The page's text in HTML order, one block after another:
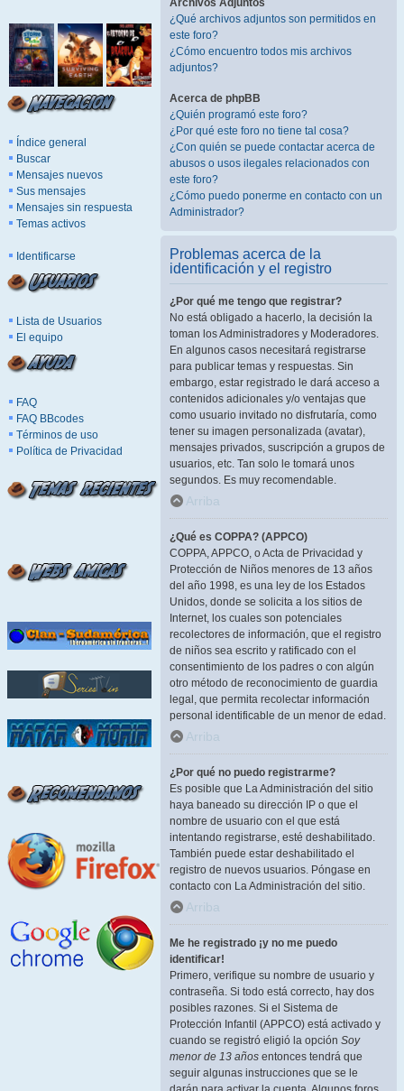
Índice general
Buscar
Mensajes nuevos
Sus mensajes
Mensajes sin respuesta
Temas activos
Identificarse
Lista de Usuarios
El equipo
FAQ
FAQ BBcodes
Términos de uso
Política de Privacidad
Archivos Adjuntos
¿Qué archivos adjuntos son permitidos en
este foro?
¿Cómo encuentro todos mis archivos
adjuntos?
Acerca de phpBB
¿Quién programó este foro?
¿Por qué este foro no tiene tal cosa?
¿Con quién se puede contactar acerca de
abusos o usos ilegales relacionados con
este foro?
¿Cómo puedo ponerme en contacto con un
Administrador?
Problemas acerca de la
identificación y el registro
¿Por qué me tengo que registrar?
No está obligado a hacerlo, la decisión la
toman los Administradores y Moderadores.
En algunos casos necesitará registrarse
para publicar temas y respuestas. Sin
embargo, estar registrado le dará acceso a
contenidos adicionales y/o ventajas que
como usuario invitado no disfrutaría, como
tener su imagen personalizada (avatar),
mensajes privados, suscripción a grupos de
usuarios, etc. Tan solo le tomará unos
segundos. Es muy recomendable.
Arriba
¿Qué es COPPA? (APPCO)
COPPA, APPCO, o Acta de Privacidad y
Protección de Niños menores de 13 años
del año 1998, es una ley de los Estados
Unidos, donde se solicita a los sitios de
Internet, los cuales son potenciales
recolectores de información, que el registro
de niños sea escrito y ratificado con el
consentimiento de los padres o con algún
otro método de reconocimiento de guardia
legal, que permita recolectar información
personal identificable de un menor de edad.
Arriba
¿Por qué no puedo registrarme?
Es posible que La Administración del sitio
haya baneado su dirección IP o que el
nombre de usuario con el que está
intentando registrarse, esté deshabilitado.
También puede estar deshabilitado el
registro de nuevos usuarios. Póngase en
contacto con La Administración del sitio.
Arriba
Me he registrado ¡y no me puedo
identificar!
Primero, verifique su nombre de usuario y
contraseña. Si todo está correcto, hay dos
posibles razones. Si el Sistema de
Protección Infantil (APPCO) está activado y
cuando se registró eligió la opción Soy
menor de 13 años entonces tendrá que
seguir algunas instrucciones que se le